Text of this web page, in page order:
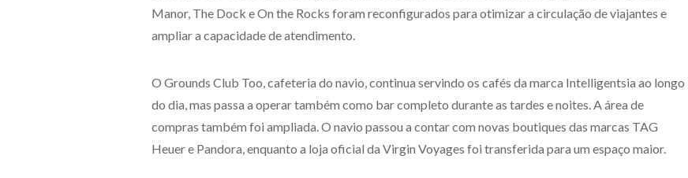
Manor, The Dock e On the Rocks foram reconfigurados para otimizar a circulação de viajantes e
ampliar a capacidade de atendimento.
O Grounds Club Too, cafeteria do navio, continua servindo os cafés da marca Intelligentsia ao longo
do dia, mas passa a operar também como bar completo durante as tardes e noites. A área de
compras também foi ampliada. O navio passou a contar com novas boutiques das marcas TAG
Heuer e Pandora, enquanto a loja oficial da Virgin Voyages foi transferida para um espaço maior.